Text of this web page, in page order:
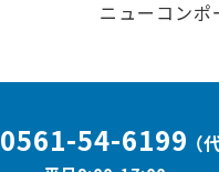
ニューコンポ
0561-54-6199 （